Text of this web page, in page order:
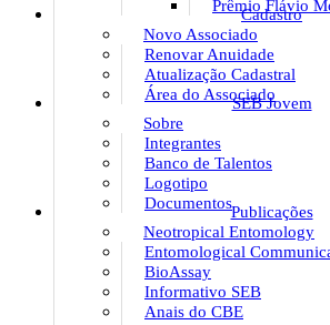
Prêmio Flávio
Cadastro
Novo Associado
Renovar Anuidade
Atualização Cadastral
Área do Associado
SEB Jovem
Sobre
Integrantes
Banco de Talentos
Logotipo
DocumentosPublicações
Neotropical Entomology
Entomological
BioAssay
Informativo SEB
Anais do CBE